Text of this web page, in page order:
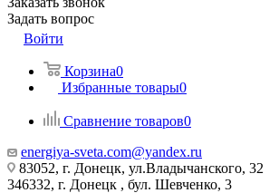
Задать вопрос
Войти
Корзина0
Избранные товары0
Сравнение товаров0
energiya-sveta.com@yandex.ru
83052, г. Донецк, ул.Владычанского, 32
346332, г. Донецк , бул. Шевченко, 3